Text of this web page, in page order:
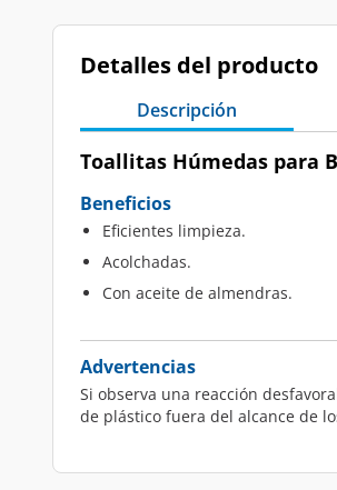
Detalles del producto
Descripción
Toallitas Húmedas para
Beneficios
Eficientes limpieza.
Acolchadas.
Con aceite de almendras.
Advertencias
Si observa una reacción
de plástico fuera del alcance de